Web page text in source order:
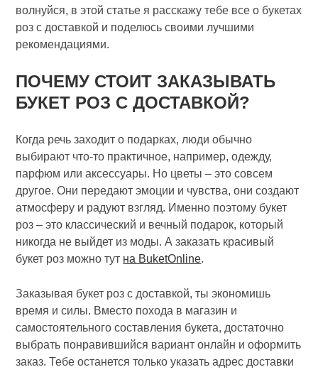
волнуйся, в этой статье я расскажу тебе все о букетах
роз с доставкой и поделюсь своими лучшими
рекомендациями.
ПОЧЕМУ СТОИТ ЗАКАЗЫВАТЬ
БУКЕТ РОЗ С ДОСТАВКОЙ?
Когда речь заходит о подарках, люди обычно
выбирают что-то практичное, например, одежду,
парфюм или аксессуары. Но цветы – это совсем
другое. Они передают эмоции и чувства, они создают
атмосферу и радуют взгляд. Именно поэтому букет
роз – это классический и вечный подарок, который
никогда не выйдет из моды. А заказать красивый
букет роз можно тут на BuketOnline.
Заказывая букет роз с доставкой, ты экономишь
время и силы. Вместо похода в магазин и
самостоятельного составления букета, достаточно
выбрать понравившийся вариант онлайн и оформить
заказ. Тебе останется только указать адрес доставки